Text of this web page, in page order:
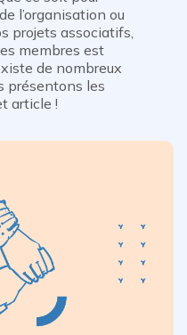
l’organisation ou
projets associatifs,
membres est
de nombreux
présentons les
article !